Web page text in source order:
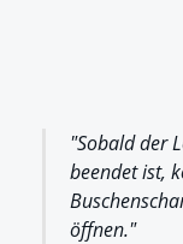
"Sobald der
beendet ist,
öffnen."